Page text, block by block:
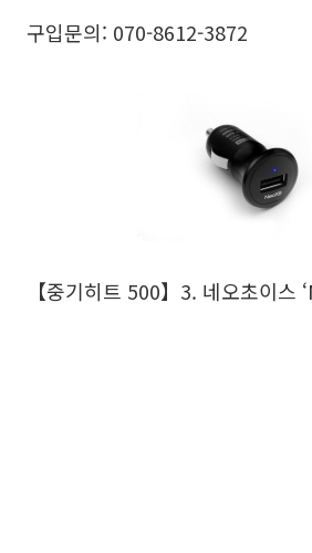
구입문의: 070-8612-3872
【중기히트 500】3. 네오초이스